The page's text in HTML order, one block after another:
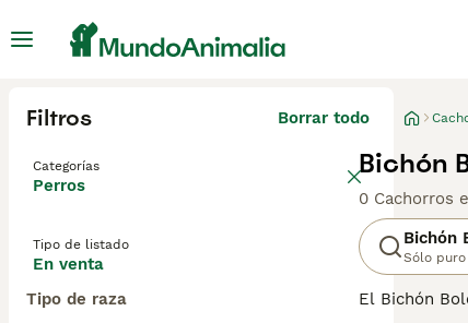
Filtros Borrar todo
Categorías
Perros
Tipo de listado
En venta
Tipo de raza
Bichón
0 Cachorros
Bichón
Sólo puro
El Bichón